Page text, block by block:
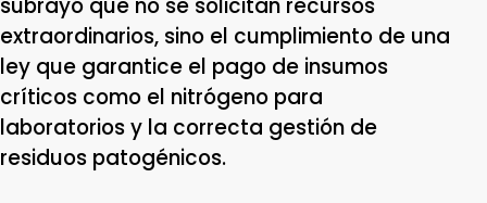
subrayó que no se solicitan recursos
extraordinarios, sino el cumplimiento de una
ley que garantice el pago de insumos
críticos como el nitrógeno para
laboratorios y la correcta gestión de
residuos patogénicos.